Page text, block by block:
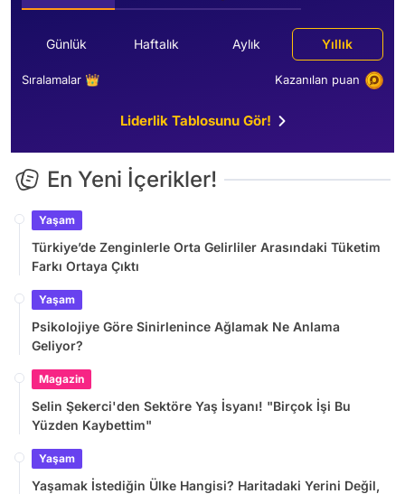
Günlük Haftalık Aylık Yıllık
Sıralamalar 👑 Kazanılan puan
Liderlik Tablosunu Gör!
En Yeni İçerikler!
Yaşam
Türkiye’de Zenginlerle Orta Gelirliler Arasındaki Tüketim
Farkı Ortaya Çıktı
Yaşam
Psikolojiye Göre Sinirlenince Ağlamak Ne Anlama
Geliyor?
Magazin
Selin Şekerci'den Sektöre Yaş İsyanı! "Birçok İşi Bu
Yüzden Kaybettim"
Yaşam
Yaşamak İstediğin Ülke Hangisi? Haritadaki Yerini Değil,